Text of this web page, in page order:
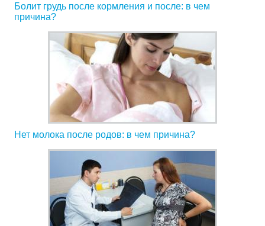
Болит грудь после кормления и после: в чем
причина?
Нет молока после родов: в чем причина?